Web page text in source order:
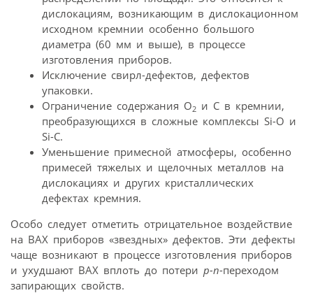
дислокациям, возникающим в дислокационном
исходном кремнии особенно большого
диаметра (60 мм и выше), в процессе
изготовления приборов.
Исключение свирл-дефектов, дефектов
упаковки.
Ограничение содержания О2 и С в кремнии,
преобразующихся в сложные комплексы Si-O и
Si-C.
Уменьшение примесной атмосферы, особенно
примесей тяжелых и щелочных металлов на
дислокациях и других кристаллических
дефектах кремния.
Особо следует отметить отрицательное воздействие
на ВАХ приборов «звездных» дефектов. Эти дефекты
чаще возникают в процессе изготовления приборов
и ухудшают ВАХ вплоть до потери p-n-переходом
запирающих свойств.